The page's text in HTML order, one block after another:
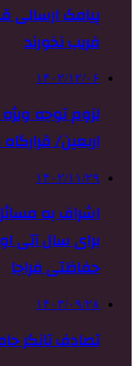
پیامک ارسالی
فریب نخورند
۱۴۰۲/۱۲/۰۶
لزوم توجه
اربعین/
۱۴۰۲/۱۱/۲۹
اشراف به
برای سال آتی
حفاظتی فراجا
۱۴۰۳/۰۹/۲۸
تصادف تانکر